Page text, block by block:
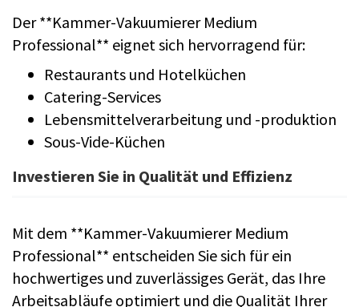
Der **Kammer-Vakuumierer Medium
Professional** eignet sich hervorragend für:
Restaurants und Hotelküchen
Catering-Services
Lebensmittelverarbeitung und -produktion
Sous-Vide-Küchen
Investieren Sie in Qualität und Effizienz
Mit dem **Kammer-Vakuumierer Medium
Professional** entscheiden Sie sich für ein
hochwertiges und zuverlässiges Gerät, das Ihre
Arbeitsabläufe optimiert und die Qualität Ihrer